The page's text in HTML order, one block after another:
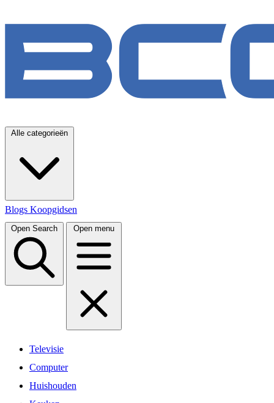
Alle categorieën
Blogs Koopgidsen
Open Search Open menu
Televisie
Computer
Huishouden